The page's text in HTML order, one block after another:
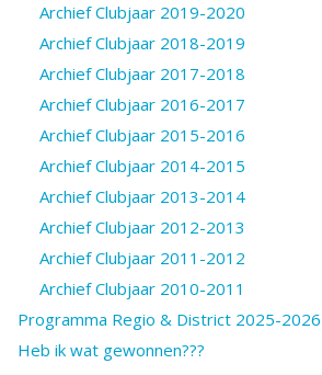
Archief Clubjaar 2019-2020
Archief Clubjaar 2018-2019
Archief Clubjaar 2017-2018
Archief Clubjaar 2016-2017
Archief Clubjaar 2015-2016
Archief Clubjaar 2014-2015
Archief Clubjaar 2013-2014
Archief Clubjaar 2012-2013
Archief Clubjaar 2011-2012
Archief Clubjaar 2010-2011
Programma Regio & District 2025-2026
Heb ik wat gewonnen???